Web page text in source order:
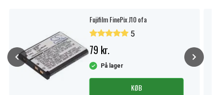
Fujifilm FinePix J10 ofa
5
79 kr.
På lager
KØB